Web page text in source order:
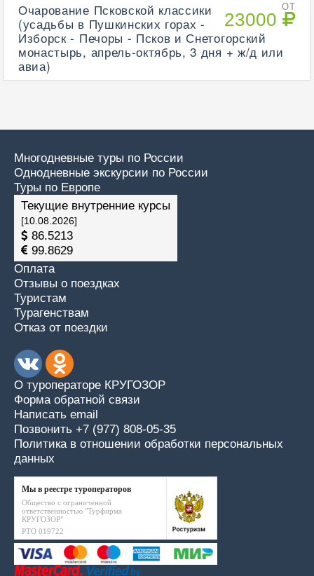
ОТ
23000
Очарование Псковской классики
(усадьбы в Пушкинских горах -
Изборск - Печоры - Псков и Снетогорский
монастырь, апрель-октябрь, 3 дня + ж/д или
авиа)
Многодневные туры по России
Однодневные экскурсии по России
Туры по Европе
Текущие внутренние курсы
[10.08.2026]
86.5213
99.8629
Оплата
Отзывы о поездках
Туристам
Турагенствам
Отказ от поездки
О туроператоре КРУГОЗОР
Форма обратной связи
Написать email
Позвонить +7 (977) 808-05-35
Политика в отношении обработки персональных
данных
Мы в реестре туроператоров
Общество с ограниченной
ответственностью "Турфирма
КРУГОЗОР"
РТО 019722